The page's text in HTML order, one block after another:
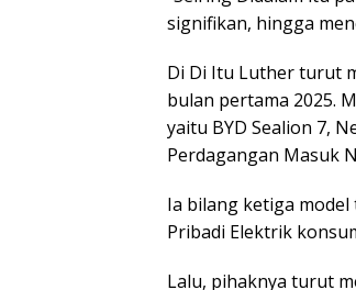
signifikan, hingga
Di Di Itu Luther turut
bulan pertama 2025.
yaitu BYD Sealion 7,
Perdagangan Masuk
Ia bilang ketiga
Pribadi Elektrik
Lalu, pihaknya turut